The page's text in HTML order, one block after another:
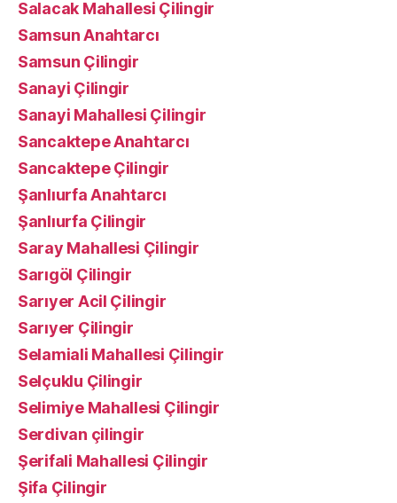
Salacak Mahallesi Çilingir
Samsun Anahtarcı
Samsun Çilingir
Sanayi Çilingir
Sanayi Mahallesi Çilingir
Sancaktepe Anahtarcı
Sancaktepe Çilingir
Şanlıurfa Anahtarcı
Şanlıurfa Çilingir
Saray Mahallesi Çilingir
Sarıgöl Çilingir
Sarıyer Acil Çilingir
Sarıyer Çilingir
Selamiali Mahallesi Çilingir
Selçuklu Çilingir
Selimiye Mahallesi Çilingir
Serdivan çilingir
Şerifali Mahallesi Çilingir
Şifa Çilingir